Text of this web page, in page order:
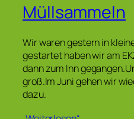
Müllsammeln
Wir waren gestern in
gestartet haben wir am
dann zum Inn
groß.Im Juni gehen wir
dazu.